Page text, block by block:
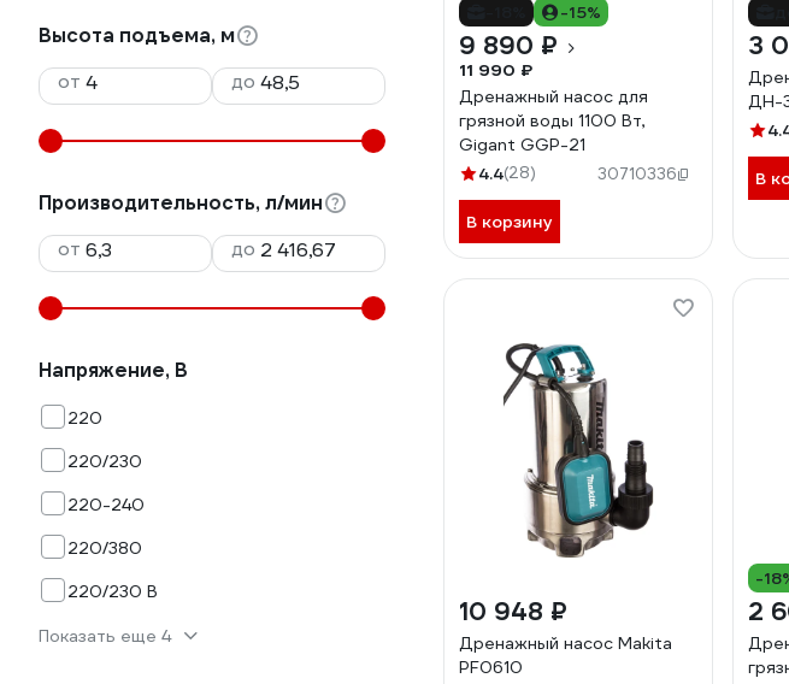
Высота подъема, м
от
до
Производительность, л/мин
от
до
Напряжение, В
220
220/230
220-240
220/380
220/230 В
Показать еще 4
-15%
9 890 ₽
11 990 ₽
Дренажный насос для
грязной воды 1100 Вт,
Gigant GGP-21
4.4(28) 30710336
В корзину
3
ДН-
В
10 948 ₽
Дренажный насос Makita
PF0610
-
2